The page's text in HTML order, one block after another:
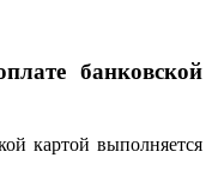
банковской
картой выполняется